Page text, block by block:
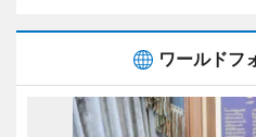
ワールドフ